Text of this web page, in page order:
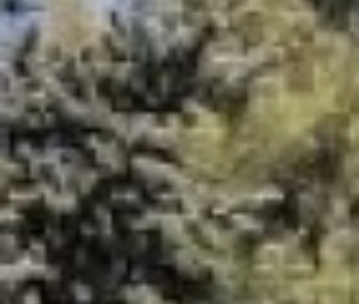
лучше – основание
забетонировать. Чтобы уж
наверняка не сбежали
декоративные животные в чей-
нибудь сад или двор.
Необычную идею по
ландшафтному оформлению
хабаровские озеленители
подсмотрели несколько лет
назад в Сочи, в Олимпийском
парке, а потом предложили
местным чиновникам. Первая
пробная пятёрка зверей
появилась в прошлом году, а в
нынешнем феврале в Хабаровск
доставили еще 14 травянистых
собратьев – пара медведей,
лось, олени, кони, слоны,
несколько львов и ослик из
популярного мультфильма о